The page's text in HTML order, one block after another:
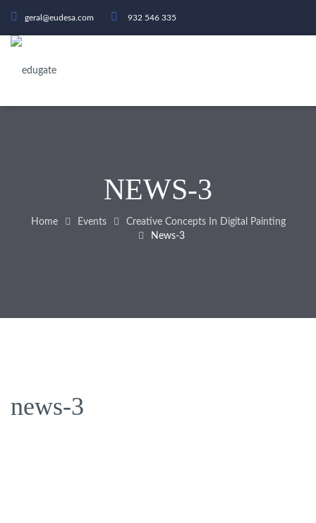
geral@eudesa.com 932 546 335
NEWS-3
Home Events
Creative Concepts In Digital Painting
News-3
news-3